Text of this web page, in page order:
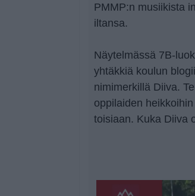
PMMP:n musiikista
iltansa.
Näytelmässä 7B-
yhtäkkiä koulun
nimimerkillä Diiva.
oppilaiden
toisiaan. Kuka Diiva